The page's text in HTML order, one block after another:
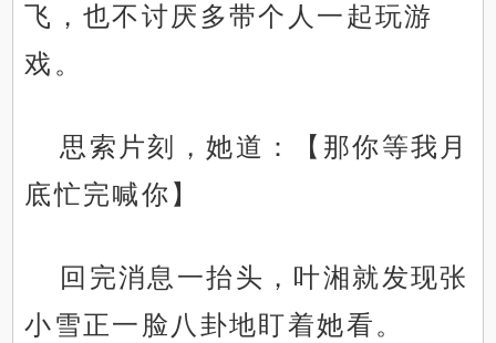
飞，也不讨厌多带个人一起玩游
戏。
思索片刻，她道：【那你等我月
底忙完喊你】
回完消息一抬头，叶湘就发现张
小雪正一脸八卦地盯着她看。